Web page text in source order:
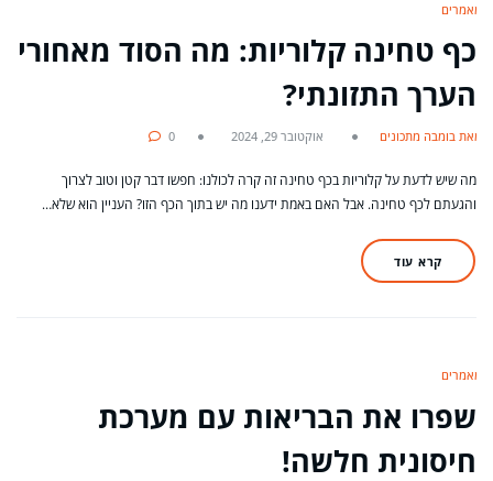
מאמרים
כף טחינה קלוריות: מה הסוד מאחורי
הערך התזונתי?
מאת בומבה מתכונים אוקטובר 29, 2024 0
מה שיש לדעת על קלוריות בכף טחינה זה קרה לכולנו: חפשו דבר קטן וטוב לצרוך
והגעתם לכף טחינה. אבל האם באמת ידענו מה יש בתוך הכף הזו? העניין הוא שלא…
קרא עוד
מאמרים
שפרו את הבריאות עם מערכת
חיסונית חלשה!